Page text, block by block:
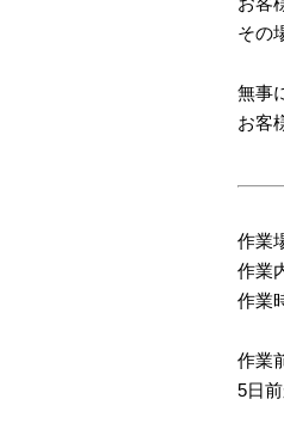
その
無事
お客
作業
作業
作業
作業
5日